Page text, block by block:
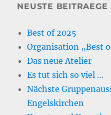
NEUSTE BEITRAEGE
Best of 2025
Organisation „Best
Das neue Atelier
Es tut sich so viel …
Nächste
Engelskirchen